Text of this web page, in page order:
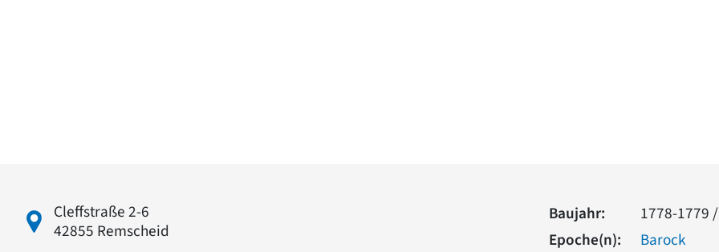
Cleffstraße 2-6
42855 Remscheid
Baujahr:
1778-1779
Epoche(n):
Barock